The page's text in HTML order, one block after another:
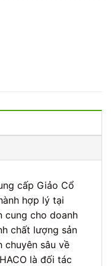
cấp Giảo Cổ
hợp lý tại
cung cho doanh
chất lượng sản
chuyên sâu về
là đối tác